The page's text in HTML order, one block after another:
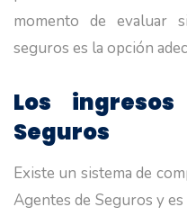
momento de evaluar
seguros es la opción
Los
Seguros
Existe un sistema de
Agentes de Seguros y